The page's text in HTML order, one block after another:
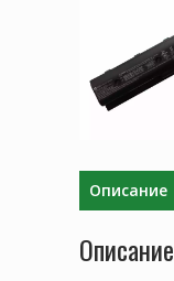
Описание
Описание